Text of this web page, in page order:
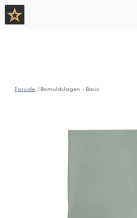
Hop
indhold
Forside / Bomuldslagen – Basic